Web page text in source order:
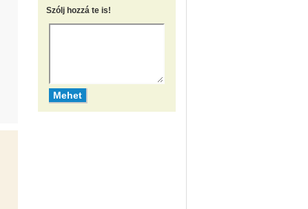
Szólj hozzá te is!